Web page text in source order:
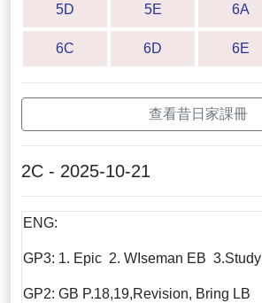
5D 5E 6A
6C 6D 6E
查看昔日家課冊
2C - 2025-10-21
ENG:
GP3: 1. Epic 2. WIseman EB 3.Study
GP2: GB P.18,19,Revision, Bring LB